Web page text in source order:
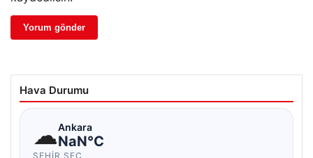
Hava Durumu
☁Ankara
NaN°C
ŞEHIR SEÇ